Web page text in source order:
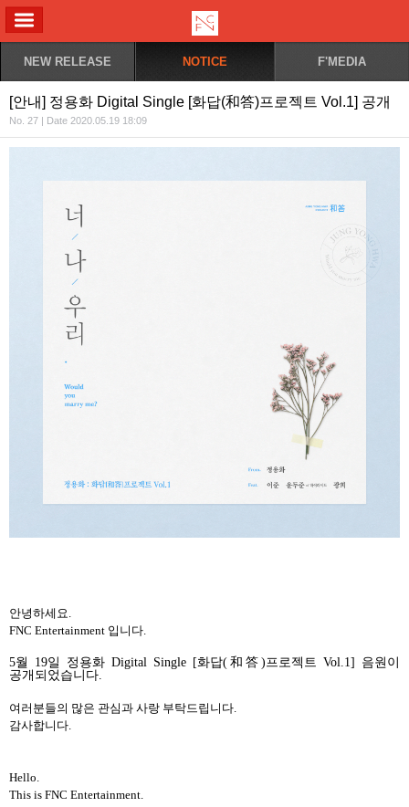
NEW RELEASE NOTICE F'MEDIA
[안내] 정용화 Digital Single [화답(和答)프로젝트 Vol.1] 공개
No. 27 | Date 2020.05.19 18:09
안녕하세요.
FNC Entertainment 입니다.
5월 19일 정용화 Digital Single [화답( 和答 )프로젝트 Vol.1]
음원이
공개되었습니다.
여러분들의 많은 관심과 사랑 부탁드립니다.
감사합니다.
Hello.
This is FNC Entertainment.